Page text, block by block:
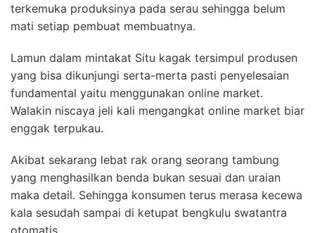
terkemuka produksinya pada serau sehingga belum
mati setiap pembuat membuatnya.
Lamun dalam mintakat Situ kagak tersimpul produsen
yang bisa dikunjungi serta-merta pasti penyelesaian
fundamental yaitu menggunakan online market.
Walakin niscaya jeli kali mengangkat online market biar
enggak terpukau.
Akibat sekarang lebat rak orang seorang tambung
yang menghasilkan benda bukan sesuai dan uraian
maka detail. Sehingga konsumen terus merasa kecewa
kala sesudah sampai di ketupat bengkulu swatantra
otomatis.